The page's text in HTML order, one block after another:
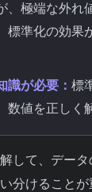
、極端な外れ
標準化の効果
識が必要： 標
数値を正しく
して、デー
分けることが